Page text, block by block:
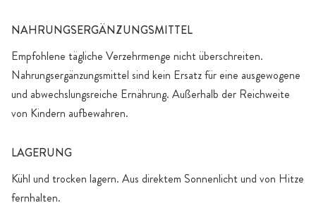
NAHRUNGSERGÄNZUNGSMITTEL
Empfohlene tägliche Verzehrmenge nicht überschreiten.
Nahrungsergänzungsmittel sind kein Ersatz für eine ausgewogene
und abwechslungsreiche Ernährung. Außerhalb der Reichweite
von Kindern aufbewahren.
LAGERUNG
Kühl und trocken lagern. Aus direktem Sonnenlicht und von Hitze
fernhalten.